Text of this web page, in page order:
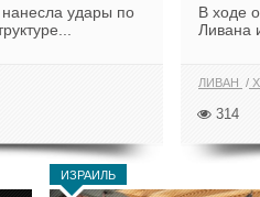
удары по
В ходе
Ливана
ЛИВАН
314
ИЗРАИЛЬ